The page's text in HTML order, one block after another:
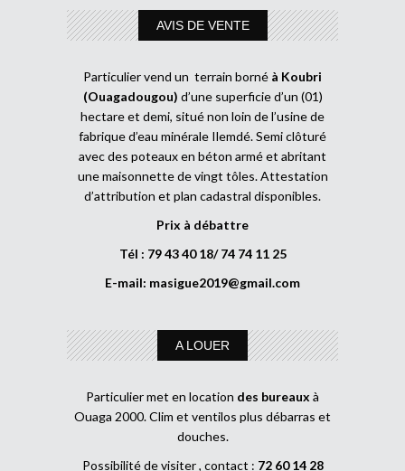
AVIS DE VENTE
Particulier vend un terrain borné à Koubri
(Ouagadougou) d’une superficie d’un (01)
hectare et demi, situé non loin de l’usine de
fabrique d’eau minérale Ilemdé. Semi clôturé
avec des poteaux en béton armé et abritant
une maisonnette de vingt tôles. Attestation
d’attribution et plan cadastral disponibles.
Prix à débattre
Tél : 79 43 40 18/ 74 74 11 25
E-mail: masigue2019@gmail.com
A LOUER
Particulier met en location des bureaux à
Ouaga 2000. Clim et ventilos plus débarras et
douches.
Possibilité de visiter , contact : 72 60 14 28